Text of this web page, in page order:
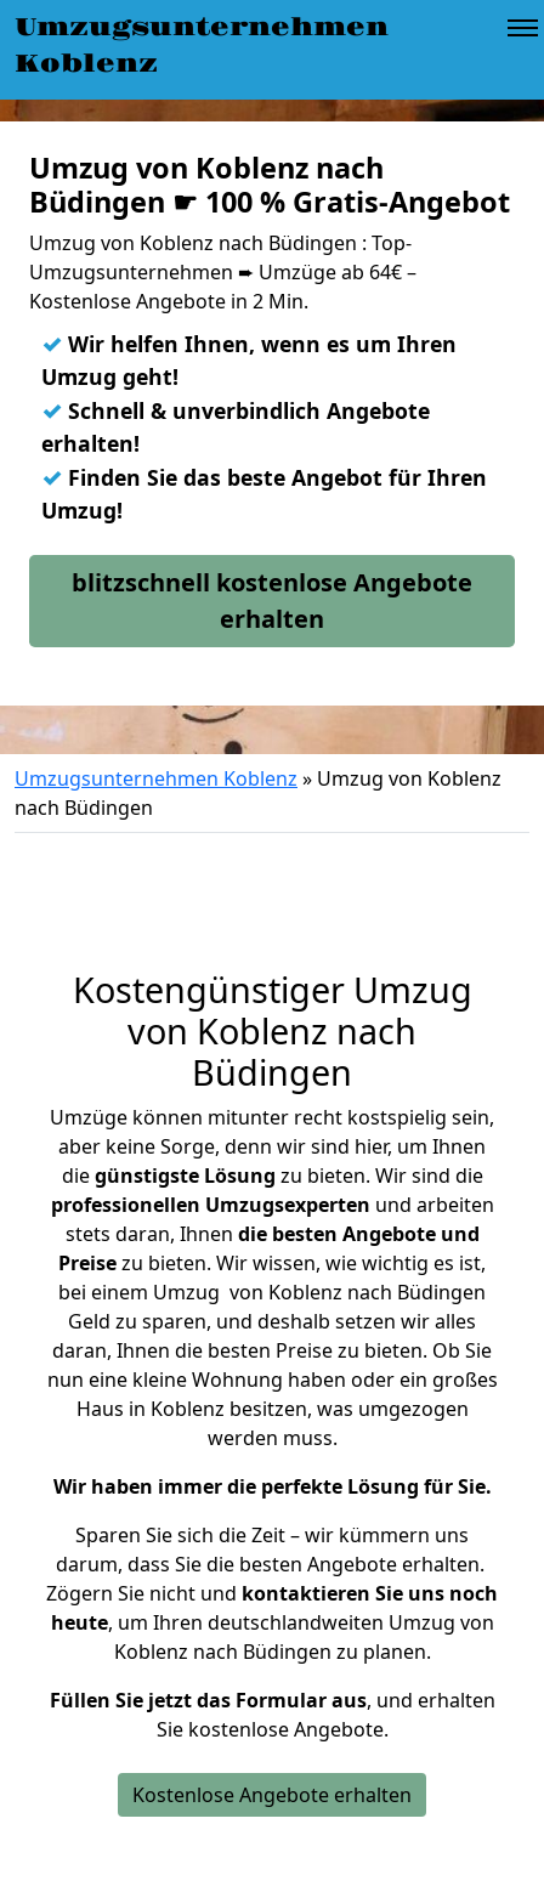
Umzugsunternehmen
Koblenz
Umzug von Koblenz nach
Büdingen ☛ 100 % Gratis-Angebot
Umzug von Koblenz nach Büdingen : Top-
Umzugsunternehmen ➨ Umzüge ab 64€ –
Kostenlose Angebote in 2 Min.
✓ Wir helfen Ihnen, wenn es um Ihren
Umzug geht!
✓ Schnell & unverbindlich Angebote
erhalten!
✓ Finden Sie das beste Angebot für Ihren
Umzug!
blitzschnell kostenlose Angebote
erhalten
Umzugsunternehmen Koblenz » Umzug von Koblenz
nach Büdingen
Kostengünstiger Umzug
von Koblenz nach
Büdingen
Umzüge können mitunter recht kostspielig sein,
aber keine Sorge, denn wir sind hier, um Ihnen
diegünstigste Lösung zu bieten. Wir sind die
professionellen Umzugsexperten und arbeiten
stets daran, Ihnen die besten Angebote und
Preisezu bieten. Wir wissen, wie wichtig es ist,
bei einem Umzug von Koblenz nach Büdingen
Geld zu sparen, und deshalb setzen wir alles
daran, Ihnen die besten Preise zu bieten. Ob Sie
nun eine kleine Wohnung haben oder ein großes
Haus in Koblenz besitzen, was umgezogen
werden muss.
Wir haben immer die perfekte Lösung für Sie.
Sparen Sie sich die Zeit – wir kümmern uns
darum, dass Sie die besten Angebote erhalten.
Zögern Sie nicht und kontaktieren Sie uns noch
heute, um Ihren deutschlandweiten Umzug von
Koblenz nach Büdingen zu planen.
Füllen Sie jetzt das Formular aus, und erhalten
Sie kostenlose Angebote.
Kostenlose Angebote erhalten